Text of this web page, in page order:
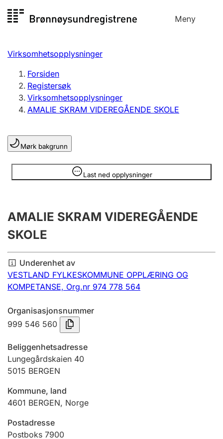
til
Meny
Registersøk
Aksjeselskap
Enkeltpersonforetak
Registrere, endre, slette
Lag og forening
Registrere, endre, slette
Årsregnskap
Innsending og forsinkelsesgebyr
Tinglysing
Jeger
Ektepaktveileder
Virksomhetsopplysninger
Forsiden
Registersøk
Virksomhetsopplysninger
AMALIE SKRAM VIDEREGÅENDE SKOLE
Mørk bakgrunn
Last ned opplysninger
Opplysninger er skjult
AMALIE SKRAM VIDEREGÅENDE
SKOLE
Underenhet av
VESTLAND FYLKESKOMMUNE OPPLÆRING OG
KOMPETANSE, Org.nr 974 778 564
Organisasjonsnummer
999 546 560
Beliggenhetsadresse
Lungegårdskaien 40
5015 BERGEN
Kommune, land
4601 BERGEN, Norge
Postadresse
Postboks 7900